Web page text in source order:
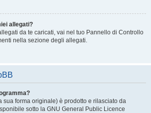
allegati?
da te caricati, vai nel tuo Pannello di Controllo
nella sezione degli allegati.
sua forma originale) è prodotto e rilasciato da
sotto la GNU General Public Licence